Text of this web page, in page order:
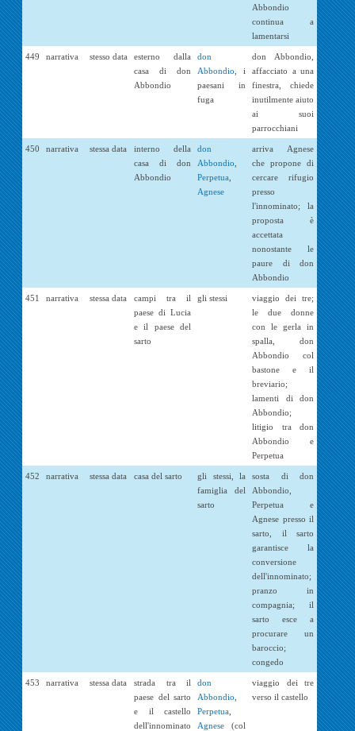
Abbondio
continua a
lamentarsi
449 narrativa stesso data
esterno dalla
casa di don
Abbondio
don
Abbondio , i
paesani in
fuga
don Abbondio,
affacciato a una
finestra, chiede
inutilmente aiuto
ai suoi
parrocchiani
450 narrativa stessa data
interno della
casa di don
Abbondio
don
Abbondio
Perpetua
Agnese
arriva Agnese
che propone di
cercare rifugio
presso
l'innominato; la
proposta è
accettata
nonostante le
paure di don
Abbondio
451 narrativa stessa data
campi tra il
paese di Lucia
e il paese del
sarto
gli stessi
viaggio dei tre;
le due donne
con le gerla in
spalla, don
Abbondio col
bastone e il
breviario;
lamenti di don
Abbondio;
litigio tra don
Abbondio e
Perpetua
452 narrativa stessa data casa del sarto
gli stessi, la
famiglia del
sarto
sosta di don
Abbondio,
Perpetua e
Agnese presso il
sarto, il sarto
garantisce la
conversione
dell'innominato;
pranzo in
compagnia; il
sarto esce a
procurare un
baroccio;
congedo
453 narrativa stessa data
strada tra il
paese del sarto
e il castello
dell'innominato
don
Abbondio
Perpetua
Agnese (col
viaggio dei tre
verso il castello